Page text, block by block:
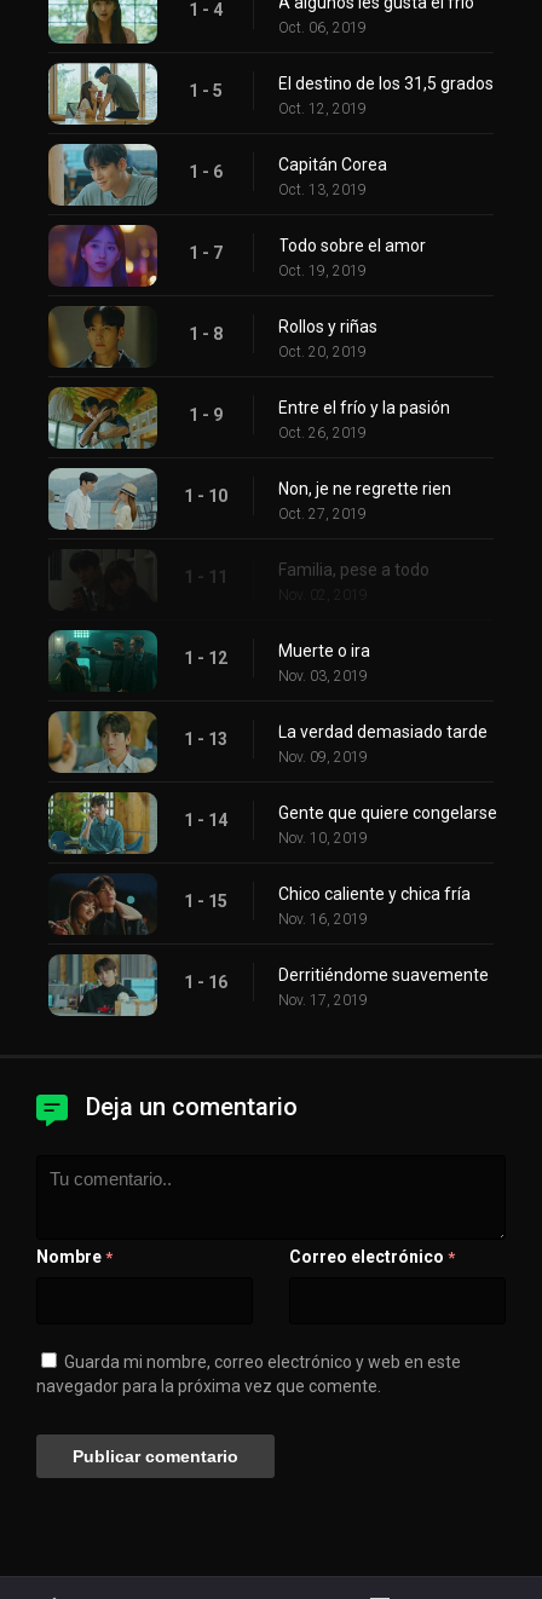
1 - 4
Oct. 06, 2019
1 - 5 El destino de los 31,5 grados
Oct. 12, 2019
1 - 6 Capitán Corea
Oct. 13, 2019
1 - 7 Todo sobre el amor
Oct. 19, 2019
1 - 8 Rollos y riñas
Oct. 20, 2019
1 - 9 Entre el frío y la pasión
Oct. 26, 2019
1 - 10 Non, je ne regrette rien
Oct. 27, 2019
1 - 11 Familia, pese a todo
Nov. 02, 2019
1 - 12 Muerte o ira
Nov. 03, 2019
1 - 13 La verdad demasiado tarde
Nov. 09, 2019
1 - 14 Gente que quiere congelarse
Nov. 10, 2019
1 - 15 Chico caliente y chica fría
Nov. 16, 2019
1 - 16 Derritiéndome suavemente
Nov. 17, 2019
Deja un comentario
Nombre * Correo electrónico *
Guarda mi nombre, correo electrónico y web en este
navegador para la próxima vez que comente.